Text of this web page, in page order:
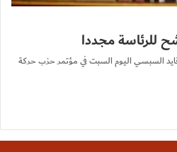
للرئاسة مجددا
السبسي اليوم السبت في مؤتمر حزب حركة